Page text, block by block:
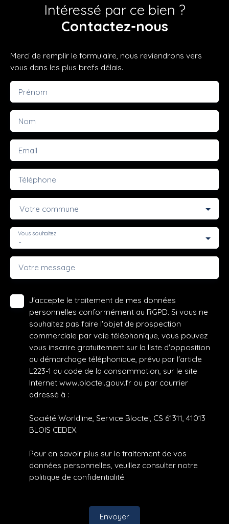
Intéressé par ce bien ?
Contactez-nous
Merci de remplir le formulaire, nous reviendrons vers
vous dans les plus brefs délais.
Prénom
Nom
Email
Téléphone
Votre commune
-
Vous souhaitez
Votre message
J'accepte le traitement de mes données
personnelles conformément au RGPD. Si vous ne
souhaitez pas faire l'objet de prospection
commerciale par voie téléphonique, vous pouvez
vous inscrire gratuitement sur la liste d'opposition
au démarchage téléphonique, prévu par l'article
L223-1 du code de la consommation, sur le site
Internet www.bloctel.gouv.fr ou par courrier
adressé à :
Société Worldline, Service Bloctel, CS 61311, 41013
BLOIS CEDEX.
Pour en savoir plus sur le traitement de vos
données personnelles, veuillez consulter notre
politique de confidentialité.
Envoyer